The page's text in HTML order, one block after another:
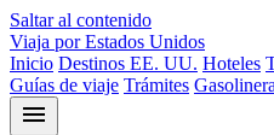
Saltar al contenido
Viaja por Estados Unidos
Inicio Destinos EE. UU. Hoteles
Guías de viaje Trámites
menu